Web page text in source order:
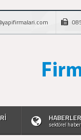
HABERLER
sektörel